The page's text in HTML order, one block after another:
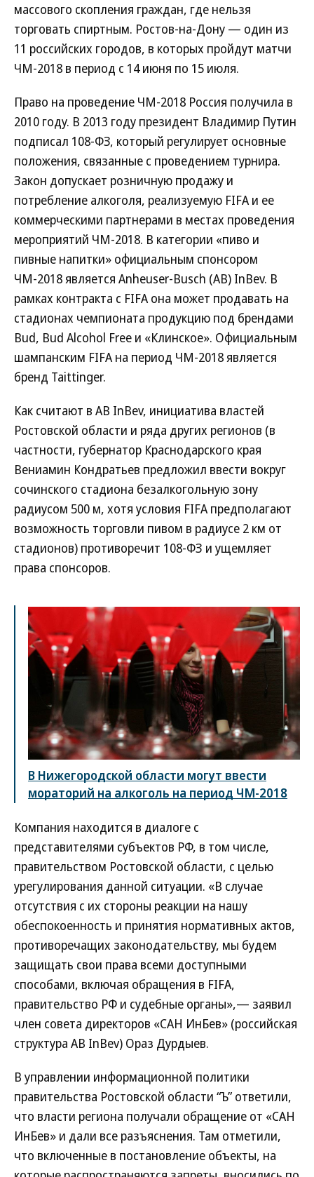
массового скопления граждан, где нельзя
торговать спиртным. Ростов-на-Дону — один из
11 российских городов, в которых пройдут матчи
ЧМ-2018 в период с 14 июня по 15 июля.
Право на проведение ЧМ-2018 Россия получила в
2010 году. В 2013 году президент Владимир Путин
подписал 108-ФЗ, который регулирует основные
положения, связанные с проведением турнира.
Закон допускает розничную продажу и
потребление алкоголя, реализуемую FIFA и ее
коммерческими партнерами в местах проведения
мероприятий ЧМ-2018. В категории «пиво и
пивные напитки» официальным спонсором
ЧМ-2018 является Anheuser-Busch (AB) InBev. В
рамках контракта с FIFA она может продавать на
стадионах чемпионата продукцию под брендами
Bud, Bud Alcohol Free и «Клинское». Официальным
шампанским FIFA на период ЧМ-2018 является
бренд Taittinger.
Как считают в AB InBev, инициатива властей
Ростовской области и ряда других регионов (в
частности, губернатор Краснодарского края
Вениамин Кондратьев предложил ввести вокруг
сочинского стадиона безалкогольную зону
радиусом 500 м, хотя условия FIFA предполагают
возможность торговли пивом в радиусе 2 км от
стадионов) противоречит 108-ФЗ и ущемляет
права спонсоров.
В Нижегородской области могут ввести
мораторий на алкоголь на период ЧМ-2018
Компания находится в диалоге с
представителями субъектов РФ, в том числе,
правительством Ростовской области, с целью
урегулирования данной ситуации. «В случае
отсутствия с их стороны реакции на нашу
обеспокоенность и принятия нормативных актов,
противоречащих законодательству, мы будем
защищать свои права всеми доступными
способами, включая обращения в FIFA,
правительство РФ и судебные органы»,— заявил
член совета директоров «САН ИнБев» (российская
структура AB InBev) Ораз Дурдыев.
В управлении информационной политики
правительства Ростовской области “Ъ” ответили,
что власти региона получали обращение от «САН
ИнБев» и дали все разъяснения. Там отметили,
что включенные в постановление объекты, на